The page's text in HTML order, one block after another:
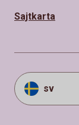
Sajtkarta
sv